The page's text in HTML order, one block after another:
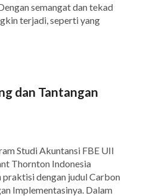
semangat dan tekad
terjadi, seperti yang
dan Tantangan
Studi Akuntansi FBE UII
Thornton Indonesia
dengan judul Carbon
Implementasinya. Dalam